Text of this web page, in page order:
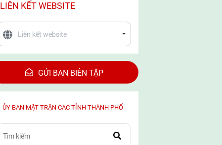
LIÊN KẾT WEBSITE
GỬI BAN BIÊN TẬP
ỦY BAN MẶT TRẬN CÁC TỈNH THÀNH PHỐ